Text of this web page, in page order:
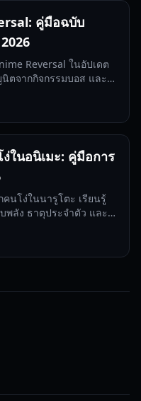
คู่มือฉบับ
Reversal ในอัปเดต
ตจากกิจกรรมบอส และ
ในอนิเมะ: คู่มือการ
นโง่ในนารูโตะ เรียนรู้
พลัง ธาตุประจำตัว และ